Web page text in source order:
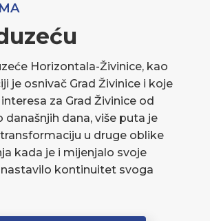
Horizontala-Živinice, kao
je osnivač Grad Živinice i koje
za Grad Živinice od
današnjih dana, više puta je
u druge oblike
kada je i mijenjalo svoje
nastavilo kontinuitet svoga